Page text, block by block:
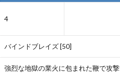
4
バインドブレイズ [50]
強烈な地獄の業火に包まれた鞭で攻撃